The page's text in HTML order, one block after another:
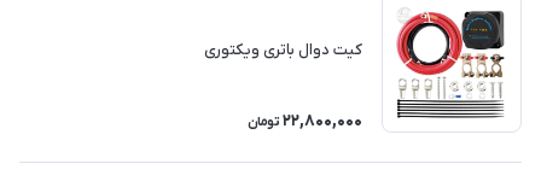
کیت دوال باتری ویکتوری
22,800,000 تومان